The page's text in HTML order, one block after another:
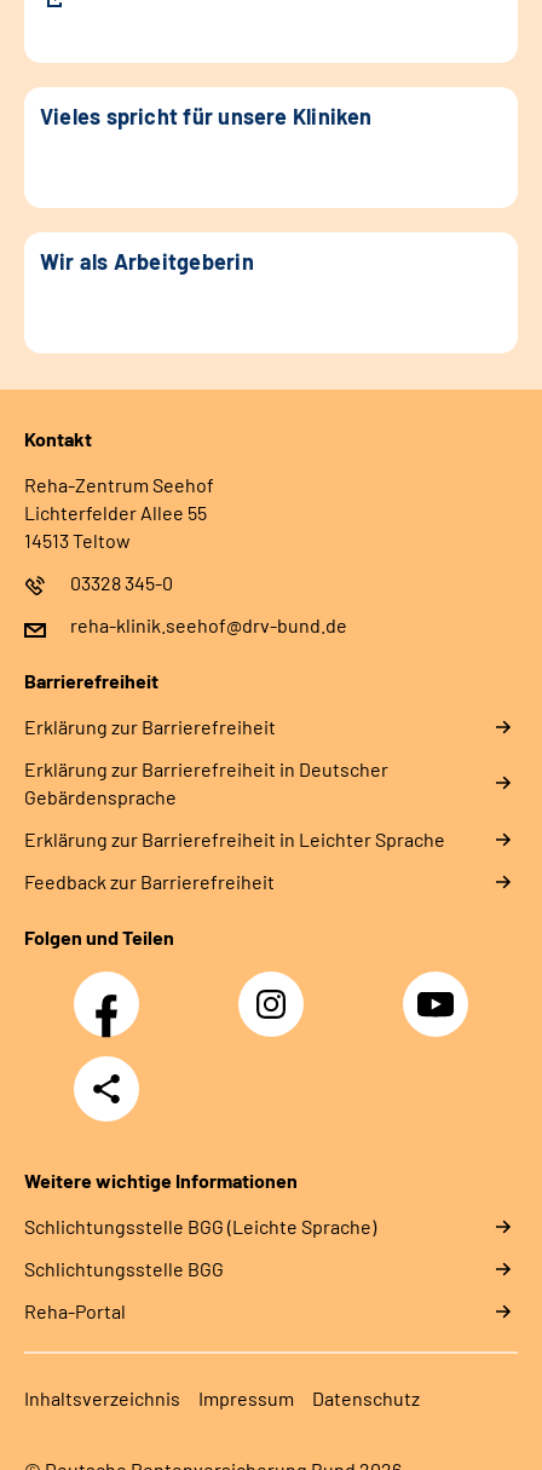
Vieles spricht für unsere Kliniken
Wir als Arbeitgeberin
Kontakt
Reha-Zentrum Seehof
Lichterfelder Allee 55
14513 Teltow
03328 345-0
reha-klinik.seehof@drv-bund.de
Barrierefreiheit
Erklärung zur Barrierefreiheit
Erklärung zur Barrierefreiheit in Deutscher
Gebärdensprache
Erklärung zur Barrierefreiheit in Leichter Sprache
Feedback zur Barrierefreiheit
Folgen und Teilen
Facebook Instagram YouTube
Teilen
Weitere wichtige Informationen
Schlich­tungs­stel­le BGG (Leichte Sprache)
Schlich­tungs­stel­le BGG
Reha-Portal
Inhaltsverzeichnis Impressum Datenschutz